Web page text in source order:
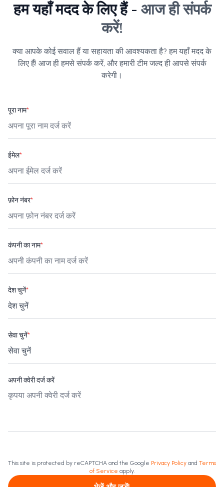
हम यहाँ मदद के लिए हैं - आज ही संपर्क
करें!
क्या आपके कोई सवाल हैं या सहायता की आवश्यकता है? हम यहाँ मदद के
लिए हैं! आज ही हमसे संपर्क करें, और हमारी टीम जल्द ही आपसे संपर्क
करेगी।
पूरा नाम*
ईमेल*
फ़ोन नंबर*
कंपनी का नाम*
देश चुनें*
सेवा चुनें*
अपनी क्वेरी दर्ज करें
This site is protected by reCAPTCHA and the Google Privacy Policy and Terms
of Service apply.